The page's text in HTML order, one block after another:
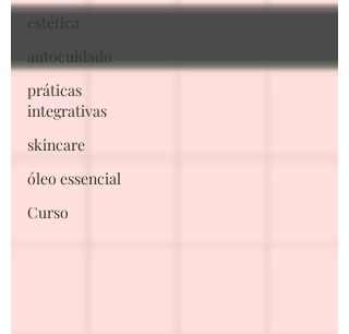
estética
autocuidado
práticas
integrativas
skincare
óleo essencial
Curso